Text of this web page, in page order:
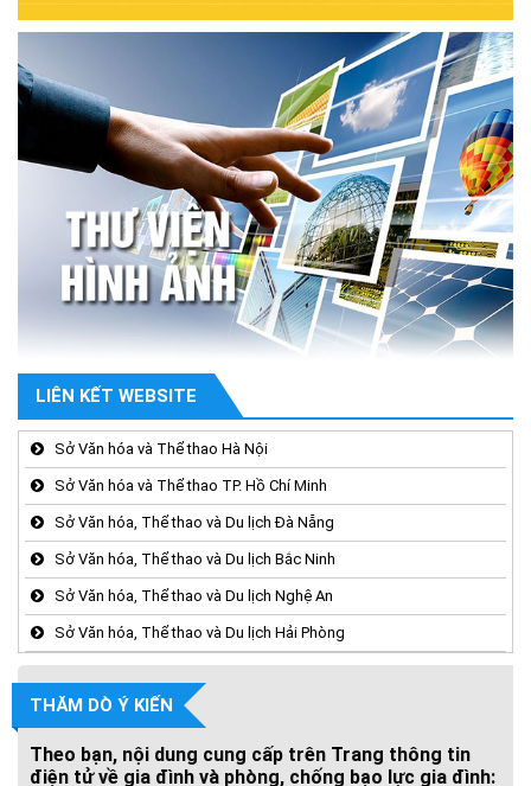
LIÊN KẾT WEBSITE
Sở Văn hóa và Thể thao Hà Nội
Sở Văn hóa và Thể thao TP. Hồ Chí Minh
Sở Văn hóa, Thể thao và Du lịch Đà Nẵng
Sở Văn hóa, Thể thao và Du lịch Bắc Ninh
Sở Văn hóa, Thể thao và Du lịch Nghệ An
Sở Văn hóa, Thể thao và Du lịch Hải Phòng
THĂM DÒ Ý KIẾN
Theo bạn, nội dung cung cấp trên Trang thông tin
điện tử về gia đình và phòng, chống bạo lực gia đình: